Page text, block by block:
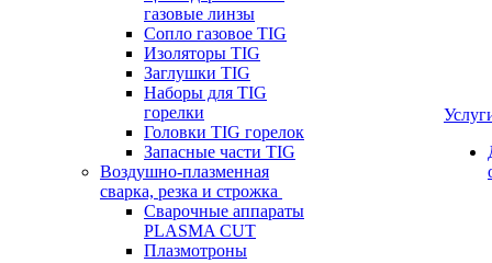
газовые линзы
Сопло газовое TIG
Изоляторы TIG
Заглушки TIG
Наборы для TIG
горелки
Головки TIG горелок
Запасные части TIG
Воздушно-плазменная
сварка, резка и строжка
Сварочные аппараты
PLASMA CUT
Плазмотроны